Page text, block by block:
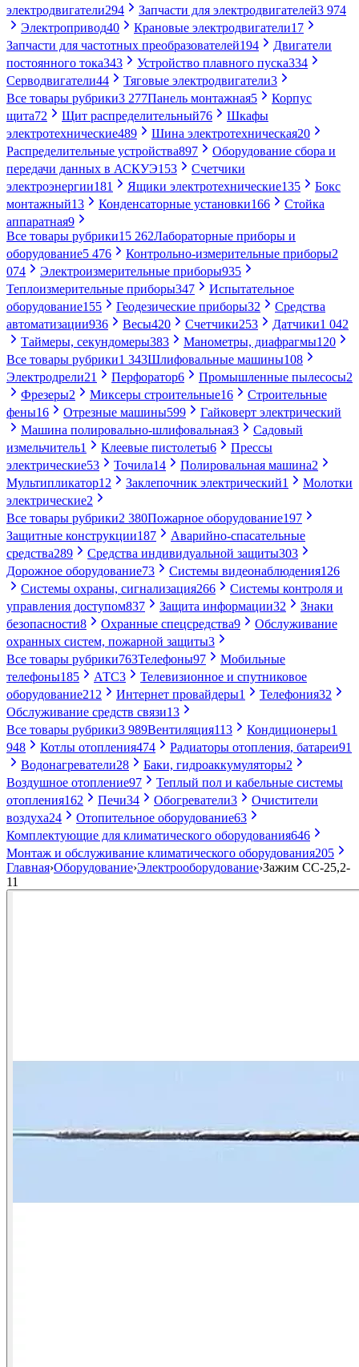
электродвигатели294 Запчасти для электродвигателей3 974
Электропривод40 Крановые электродвигатели17
Запчасти для частотных преобразователей194
Двигатели
постоянного тока343 Устройство плавного пуска334
Серводвигатели44 Тяговые электродвигатели3
Все товары рубрики3 277Панель монтажная5
Корпус
щита72 Щит распределительный76
Шкафы
электротехнические489 Шина электротехническая20
Распределительные устройства897
Оборудование сбора и
передачи данных в АСКУЭ153
Счетчики
электроэнергии181 Ящики электротехнические135
Бокс
монтажный13 Конденсаторные установки166
Стойка
аппаратная9
Все товары рубрики15 262Лабораторные приборы и
оборудование5 476 Контрольно-измерительные приборы2
074
Электроизмерительные приборы935
Теплоизмерительные приборы347
Испытательное
оборудование155 Геодезические приборы32
Средства
автоматизации936 Весы420 Счетчики253 Датчики1 042
Таймеры, секундомеры383 Манометры, диафрагмы120
Все товары рубрики1 343Шлифовальные машины108
Электродрели21 Перфоратор6 Промышленные пылесосы2
Фрезеры2 Миксеры строительные16
Строительные
фены16 Отрезные машины599
Гайковерт электрический
Машина полировально-шлифовальная3
Садовый
измельчитель1 Клеевые пистолеты6
Прессы
электрические53 Точила14 Полировальная машина2
Мультипликатор12 Заклепочник электрический1
Молотки
электрические2
Все товары рубрики2 380Пожарное оборудование197
Защитные конструкции187
Аварийно-спасательные
средства289 Средства индивидуальной защиты303
Дорожное оборудование73 Системы видеонаблюдения126
Системы охраны, сигнализация266
Системы контроля и
управления доступом837 Защита информации32
Знаки
безопасности8 Охранные спецсредства9
Обслуживание
охранных систем, пожарной защиты3
Все товары рубрики763Телефоны97
Мобильные
телефоны185 АТС3
Телевизионное и спутниковое
оборудование212 Интернет провайдеры1 Телефония32
Обслуживание средств связи13
Все товары рубрики3 989Вентиляция113 Кондиционеры1
948
Котлы отопления474 Радиаторы отопления, батареи91
Водонагреватели28 Баки, гидроаккумуляторы2
Воздушное отопление97
Теплый пол и кабельные системы
отопления162 Печи34 Обогреватели3
Очистители
воздуха24 Отопительное оборудование63
Комплектующие для климатического оборудования646
Монтаж и обслуживание климатического оборудования205
Главная›Оборудование›Электрооборудование›Зажим СС-25,2-
11